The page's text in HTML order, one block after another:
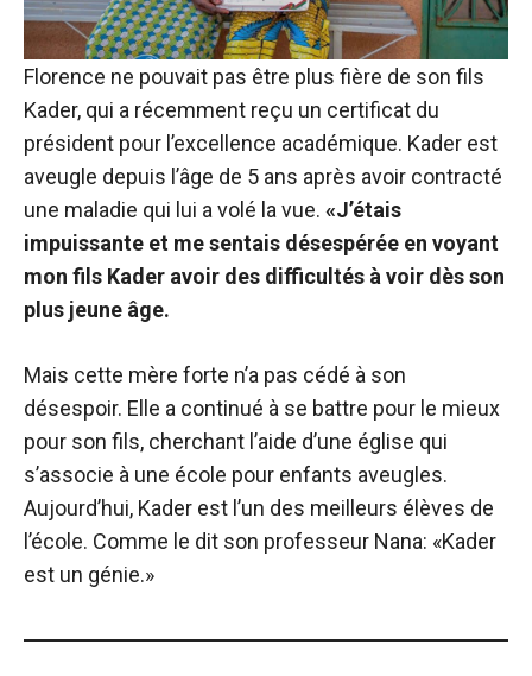
Florence ne pouvait pas être plus fière de son fils
Kader, qui a récemment reçu un certificat du
président pour l’excellence académique. Kader est
aveugle depuis l’âge de 5 ans après avoir contracté
une maladie qui lui a volé la vue. «J’étais
impuissante et me sentais désespérée en voyant
mon fils Kader avoir des difficultés à voir dès son
plus jeune âge.
Mais cette mère forte n’a pas cédé à son
désespoir. Elle a continué à se battre pour le mieux
pour son fils, cherchant l’aide d’une église qui
s’associe à une école pour enfants aveugles.
Aujourd’hui, Kader est l’un des meilleurs élèves de
l’école. Comme le dit son professeur Nana: «Kader
est un génie.»